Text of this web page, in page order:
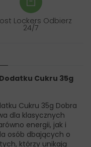
Lockers Odbierz
24/7
Cukru 35g
Cukru 35g Dobra
dla klasycznych
energii, jak i
osób dbających o
którzy unikają